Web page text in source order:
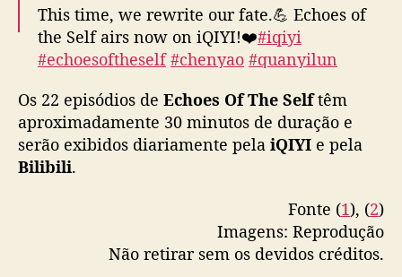
i
m
e
s
a
e
m
h
o
This time, we rewrite our fate.💪 Echoes of
the Self airs now on iQIYI!❤️#iqiyi
#echoesoftheself #chenyao #quanyilun
#cdrama #mustwatch#爱奇艺 #陆剧 #照镜辞
陈瑶 #全伊伦 #何奉天 #蔡卓音
pic.twitter.com/2c1bBeWYUc
Os 22 episódios de Echoes Of The Selftêm
aproximadamente 30 minutos de duração e
serão exibidos diariamente pela iQIYI e pela
Bilibili.
Fonte (1), (2)
Imagens: Reprodução
Não retirar sem os devidos créditos.